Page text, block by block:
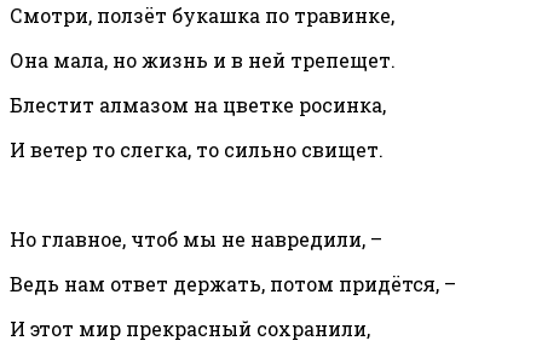
Смотри, ползёт букашка по травинке,
Она мала, но жизнь и в ней трепещет.
Блестит алмазом на цветке росинка,
И ветер то слегка, то сильно свищет.
Но главное, чтоб мы не навредили, –
Ведь нам ответ держать, потом придётся, –
И этот мир прекрасный сохранили,